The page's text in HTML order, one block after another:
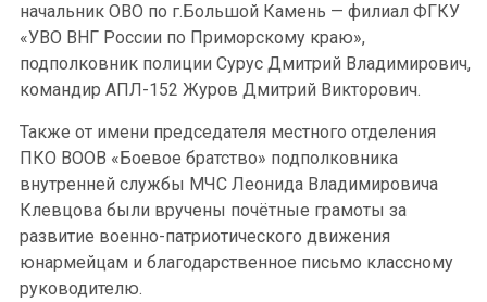
начальник ОВО по г.Большой Камень — филиал ФГКУ
«УВО ВНГ России по Приморскому краю»,
подполковник полиции Сурус Дмитрий Владимирович,
командир АПЛ-152 Журов Дмитрий Викторович.
Также от имени председателя местного отделения
ПКО ВООВ «Боевое братство» подполковника
внутренней службы МЧС Леонида Владимировича
Клевцова были вручены почётные грамоты за
развитие военно-патриотического движения
юнармейцам и благодарственное письмо классному
руководителю.